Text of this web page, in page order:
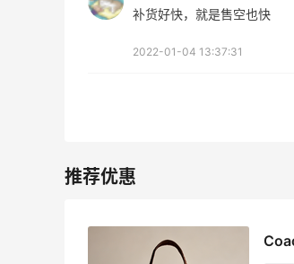
补货好快，就是售空也快
2022-01-04 13:37:31
最高2%返利